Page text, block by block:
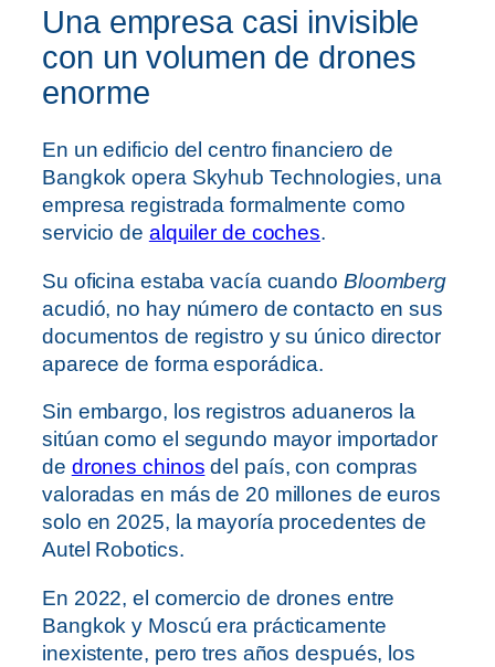
Una empresa casi invisible
con un volumen de drones
enorme
En un edificio del centro financiero de
Bangkok opera Skyhub Technologies, una
empresa registrada formalmente como
servicio de alquiler de coches.
Su oficina estaba vacía cuando Bloomberg
acudió, no hay número de contacto en sus
documentos de registro y su único director
aparece de forma esporádica.
Sin embargo, los registros aduaneros la
sitúan como el segundo mayor importador
de drones chinos del país, con compras
valoradas en más de 20 millones de euros
solo en 2025, la mayoría procedentes de
Autel Robotics.
En 2022, el comercio de drones entre
Bangkok y Moscú era prácticamente
inexistente, pero tres años después, los